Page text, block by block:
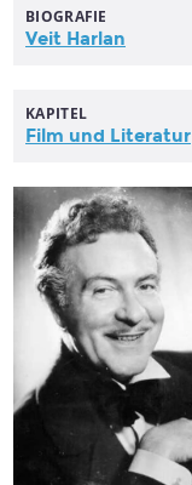
BIOGRAFIE
Veit Harlan
KAPITEL
Film und Literatur